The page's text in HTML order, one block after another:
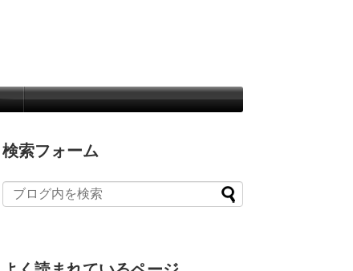
検索フォーム